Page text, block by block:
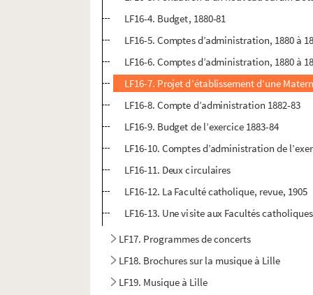
LF16-4. Budget, 1880-81
LF16-5. Comptes d’administration, 1880 à
LF16-6. Comptes d’administration, 1880 à
LF16-7. Projet d’établissement d’une
LF16-8. Compte d’administration 1882-83
LF16-9. Budget de l’exercice 1883-84
LF16-10. Comptes d’administration de
LF16-11. Deux circulaires
LF16-12. La Faculté catholique, revue, 1905
LF16-13. Une visite aux Facultés catholiques
LF17. Programmes de concerts
LF18. Brochures sur la musique à Lille
LF19. Musique à Lille